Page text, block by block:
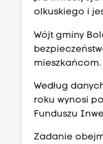
olkuskiego i
Wójt gminy
Według
roku wynosi
Funduszu
Zadanie